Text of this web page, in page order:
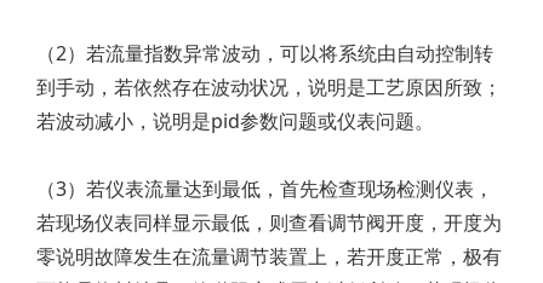
（2）若流量指数异常波动，可以将系统由自动控制转
到手动，若依然存在波动状况，说明是工艺原因所致；
若波动减小，说明是pid参数问题或仪表问题。
（3）若仪表流量达到最低，首先检查现场检测仪表，
若现场仪表同样显示最低，则查看调节阀开度，开度为
零说明故障发生在流量调节装置上，若开度正常，极有